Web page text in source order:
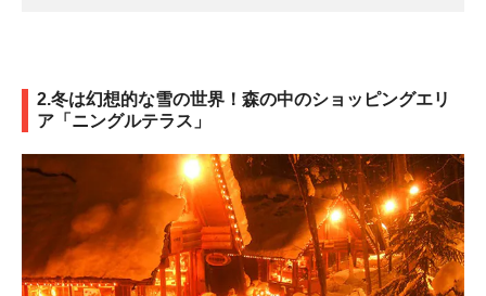
2.冬は幻想的な雪の世界！森の中のショッピングエリ
ア「ニングルテラス」